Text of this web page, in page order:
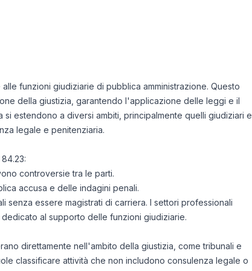
funzioni giudiziarie di pubblica amministrazione. Questo
della giustizia, garantendo l'applicazione delle leggi e il
estendono a diversi ambiti, principalmente quelli giudiziari e
legale e penitenziaria.
controversie tra le parti.
accusa e delle indagini penali.
senza essere magistrati di carriera. I settori professionali
al supporto delle funzioni giudiziarie.
direttamente nell'ambito della giustizia, come tribunali e
classificare attività che non includono consulenza legale o